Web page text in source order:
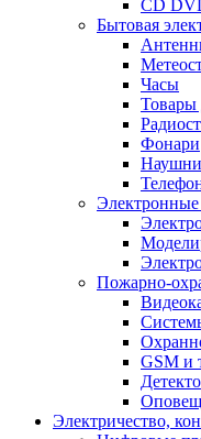
CD
Бытовая
Часы
Товары
Фонари
Пожарно-
GSM и
Электричество,